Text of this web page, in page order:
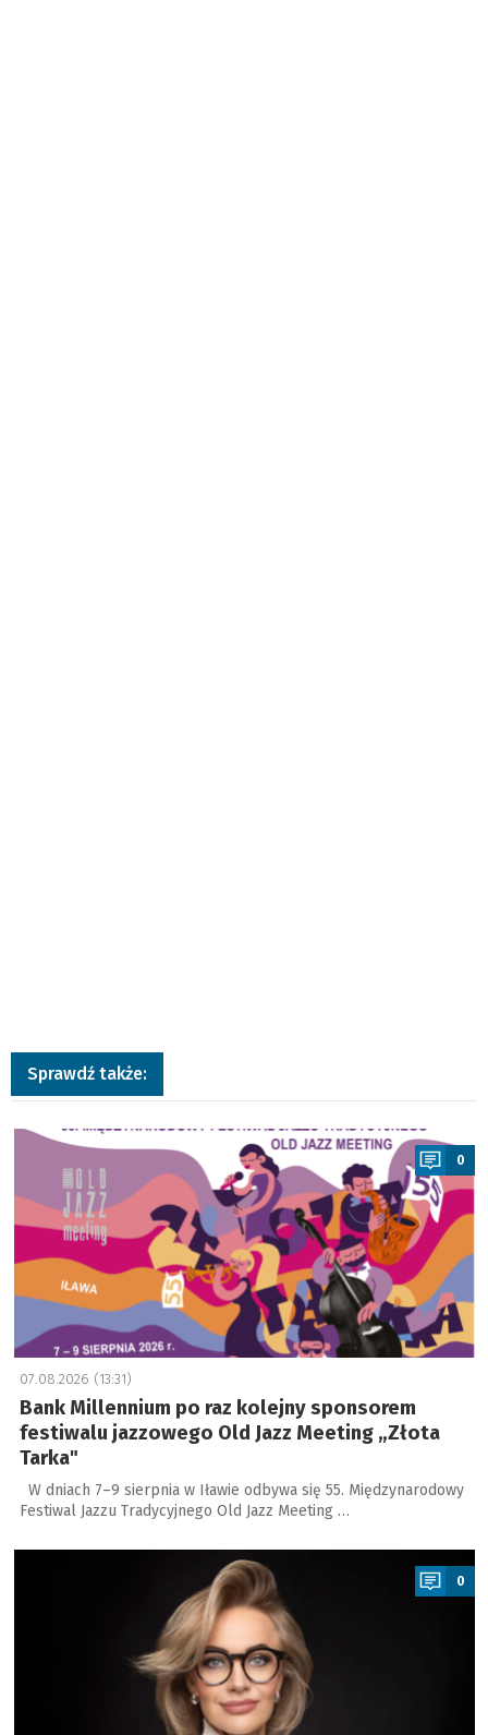
Sprawdź także:
a
0
07.08.2026 (13:31)
Bank Millennium po raz kolejny sponsorem
festiwalu jazzowego Old Jazz Meeting „Złota
Tarka"
W dniach 7–9 sierpnia w Iławie odbywa się 55. Międzynarodowy
Festiwal Jazzu Tradycyjnego Old Jazz Meeting …
a
0